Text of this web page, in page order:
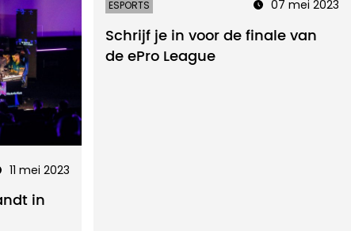
11 mei 2023
in
ESPORTS 07 mei 2023
Schrijf je in voor de finale van
de ePro League